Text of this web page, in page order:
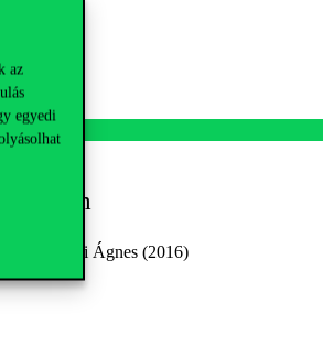
az
egyedi
Kalóczkai Ágnes (2016)